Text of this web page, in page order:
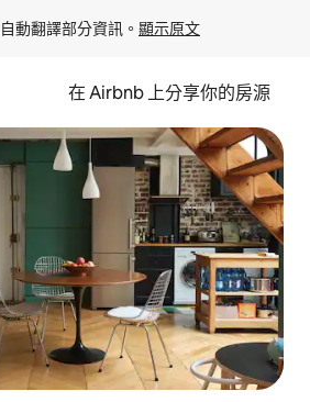
動翻譯部分資訊。 顯示原文
在 Airbnb 上分享你的房源